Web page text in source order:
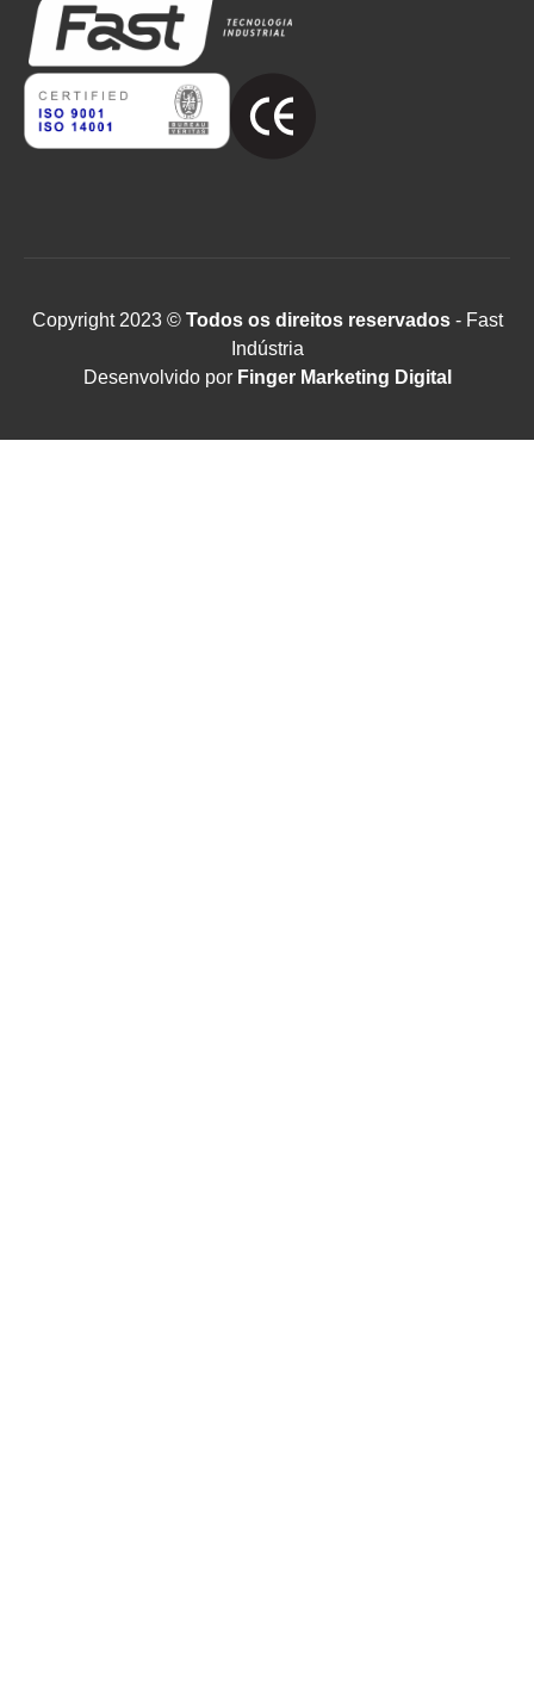
Copyright 2023 ©Todos os direitos reservados- Fast
Indústria
Desenvolvido por Finger Marketing Digital